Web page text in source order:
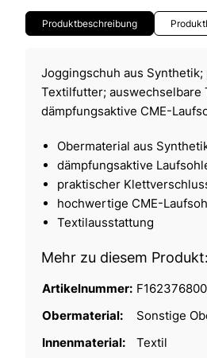
Produktbeschreibung
Joggingschuh aus
Textilfutter;
dämpfungsaktive CME-
Obermaterial aus
dämpfungsaktive
praktischer
hochwertige CME-
Textilausstattung
Mehr zu diesem Produkt:
Artikelnummer: F162376800
Obermaterial:
Sonstige
Innenmaterial:
Textil